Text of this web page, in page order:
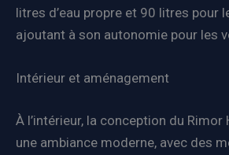
litres d’eau propre et 90 litres pour
ajoutant à son autonomie pour les
Intérieur et aménagement
À l’intérieur, la conception du
une ambiance moderne, avec des